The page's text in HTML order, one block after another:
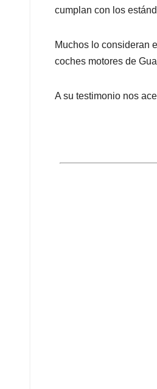
cumplan con los
Muchos lo consideran
coches motores de
A su testimonio nos